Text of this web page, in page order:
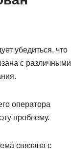
убедиться, что
с различными
оператора
проблему.
связана с